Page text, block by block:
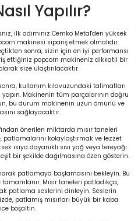
Yapılır?
ilk adımınız Cemko Metal'den yüksek
makinesi sipariş etmek olmalıdır.
sonra, sizin için en iyi performansı
ettiğiniz popcorn makineniz dikkatli bir
size ulaştırılacaktır.
kullanım kılavuzundaki talimatları
Makinenin tüm parçalarının doğru
bu durum makinenin uzun ömürlü ve
sağlayacaktır.
önerilen miktarda mısır taneleri
patlamalarını kolaylaştırmak ve lezzet
ısıya dayanıklı sıvı yağ veya tereyağı
bir şekilde dağılmasına özen gösterin.
patlamaya başlamasını bekleyin. Bu
Mısır taneleri patladıkça,
patlama seslerini dinleyin. Seslerin
patlamış mısırları büyük bir kaba
boşaltın.